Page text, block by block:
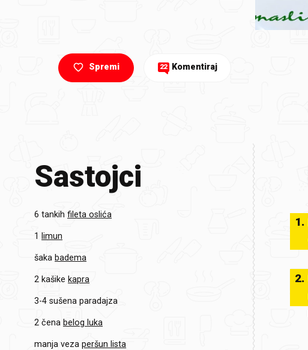
Spremi 22 Komentiraj
Sastojci
6 tankih fileta oslića
1 limun
šaka badema
2 kašike kapra
3-4 sušena paradajza
2 čena belog luka
manja veza peršun lista
1.
2.